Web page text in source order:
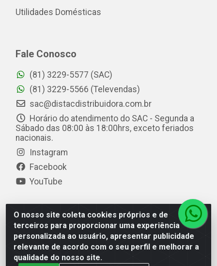
O nosso site coleta cookies próprios e de
terceiros para proporcionar uma experiência
personalizada ao usuário, apresentar publicidade
relevante de acordo com o seu perfil e melhorar a
qualidade do nosso site.
Utilidades Domésticas
Fale Conosco
(81) 3229-5577 (SAC)
(81) 3229-5566 (Televendas)
sac@distacdistribuidora.com.br
Horário do atendimento do SAC - Segunda a
Sábado das 08:00 às 18:00hrs, exceto feriados
nacionais.
Instagram
Facebook
YouTube
Distac Distribuidora - Av. Durval de Góes Monteiro, 7049
- Jardim Petrópolis - Maceió/AL - CEP 57061-000 - CNPJ
08.072.649/0001-20